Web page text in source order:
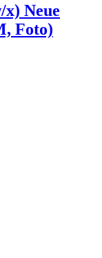
Neue
Foto)